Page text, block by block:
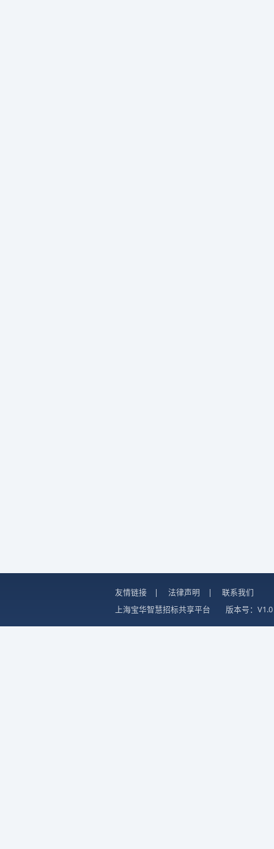
友情链接 | 法律声明 |
联系我们
上海宝华智慧招标共享平台
版本号：V1.0